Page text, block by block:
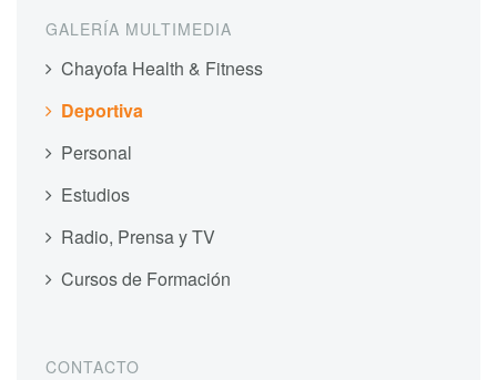
GALERÍA MULTIMEDIA
Chayofa Health & Fitness
Deportiva
Personal
Estudios
Radio, Prensa y TV
Cursos de Formación
CONTACTO